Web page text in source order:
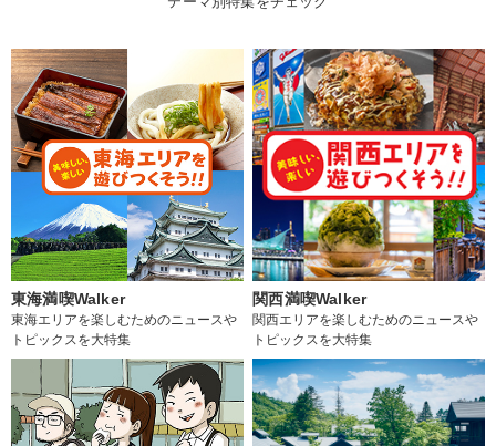
東海満喫Walker
東海エリアを楽しむためのニュースや
トピックスを大特集
関西満喫Walker
関西エリアを楽しむためのニュースや
トピックスを大特集